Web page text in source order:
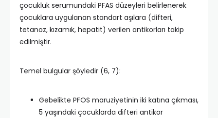
çocukluk serumundaki PFAS düzeyleri belirlenerek
çocuklara uygulanan standart aşılara (difteri,
tetanoz, kızamık, hepatit) verilen antikorları takip
edilmiştir.
Temel bulgular şöyledir (6, 7):
Gebelikte PFOS maruziyetinin iki katına çıkması,
5 yaşındaki çocuklarda difteri antikor